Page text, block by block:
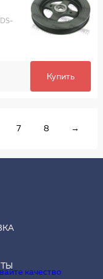
Купить
7 8 →